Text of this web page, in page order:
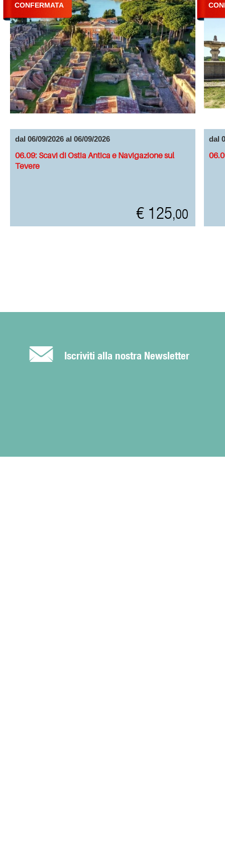
É Iscriviti alla nostra Newsletter
dal 06/09/2026 al 06/09/2026
06.09: Scavi di Ostia Antica e Navigazione sul
Tevere
CONFERMATA
€ 125,00
dal